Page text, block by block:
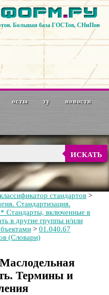
Большая база ГОСТов, СНиПов
осты ту новости
ИСКАТЬ
стандартов >
Стандартизация.
Стандарты, включенные в
в другие группы и/или
> 01.040.67
(Словари)
Термины и